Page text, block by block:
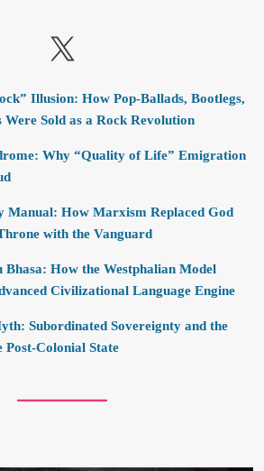
X
Illusion: How Pop-Ballads, Bootlegs,
Sold as a Rock Revolution
Why “Quality of Life” Emigration
Manual: How Marxism Replaced God
with the Vanguard
Bhasa: How the Westphalian Model
Civilizational Language Engine
Subordinated Sovereignty and the
Colonial State